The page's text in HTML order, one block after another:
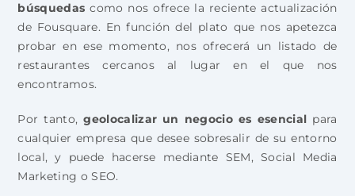
búsquedas como nos ofrece la reciente actualización
de Fousquare. En función del plato que nos apetezca
probar en ese momento, nos ofrecerá un listado de
restaurantes cercanos al lugar en el que nos
encontramos.
Por tanto,geolocalizar un negocio es esencial para
cualquier empresa que desee sobresalir de su entorno
local, y puede hacerse mediante SEM, Social Media
Marketing o SEO.